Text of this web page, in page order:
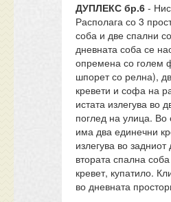
ДУПЛЕКС бр.6 -
Располага со 3
соба и две спални
дневната соба се
опремена со голем
шпорет со релна),
кревети и софа на
истата излегува во
поглед на улица. Во
има два единечни
излегува во
втората спална
кревет, купатило.
во дневната